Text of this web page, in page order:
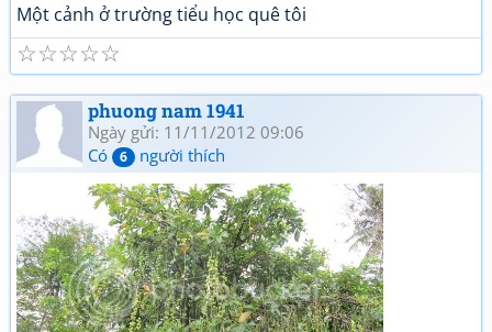
Một cảnh ở trường tiểu học quê tôi
☆
☆
☆
☆
☆
phuong nam 1941
Ngày gửi: 11/11/2012 09:06
Có
6 người thích